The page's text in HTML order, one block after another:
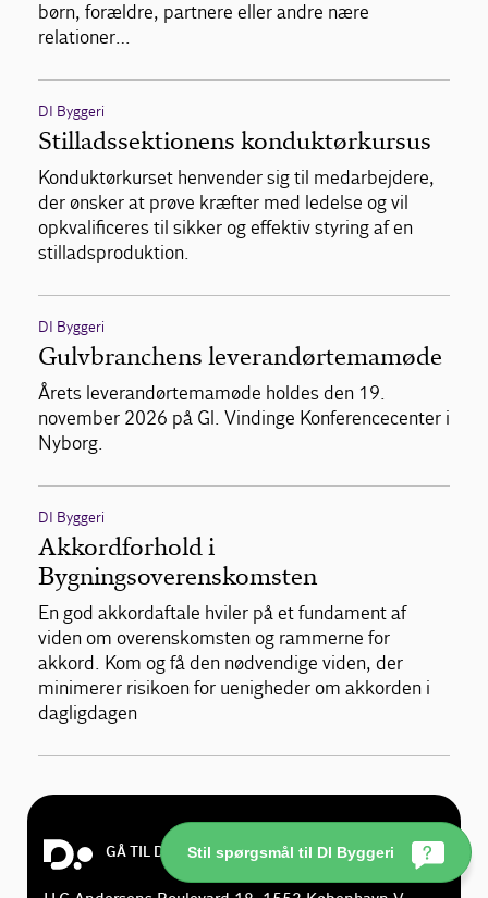
børn, forældre, partnere eller andre nære
relationer…
DI Byggeri
Stilladssektionens konduktørkursus
Konduktørkurset henvender sig til medarbejdere,
der ønsker at prøve kræfter med ledelse og vil
opkvalificeres til sikker og effektiv styring af en
stilladsproduktion.
DI Byggeri
Gulvbranchens leverandørtemamøde
Årets leverandørtemamøde holdes den 19.
november 2026 på Gl. Vindinge Konferencecenter i
Nyborg.
DI Byggeri
Akkordforhold i
Bygningsoverenskomsten
En god akkordaftale hviler på et fundament af
viden om overenskomsten og rammerne for
akkord. Kom og få den nødvendige viden, der
minimerer risikoen for uenigheder om akkorden i
dagligdagen
GÅ TIL DI.DKStil spørgsmål til DI Byggeri